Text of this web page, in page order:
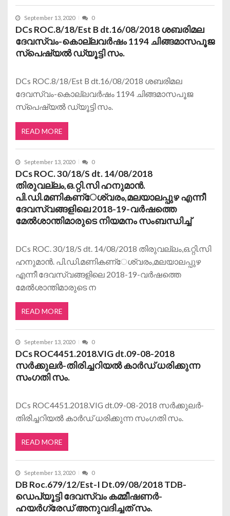
September 13, 2020 0
DCs ROC.8/18/Est B dt.16/08/2018 ശബരിമല
ദേവസ്വം-കൊല്ലവര്‍ഷം 1194 ചിങ്ങമാസപൂജ
സ്പെഷ്യല്‍ ഡ്യൂട്ടി സം.
DCs ROC.8/18/Est B dt.16/08/2018 ശബരിമല
ദേവസ്വം-കൊല്ലവര്‍ഷം 1194 ചിങ്ങമാസപൂജ
സ്പെഷ്യല്‍ ഡ്യൂട്ടി സം.
READ MORE
September 13, 2020 0
DCs ROC. 30/18/S dt. 14/08/2018
തിരുവല്ലം,ഒ.റ്റി.സി ഹനുമാന്‍.
പി.ഡി.മണികണ്േശ്വരം,മലയാലപ്പുഴ എന്നീ
ദേവസ്വങ്ങളിലെ 2018-19-വര്‍ഷത്തെ
മേല്‍ശാന്തിമാരുടെ നിയമനം സംബന്ധിച്ച്
DCs ROC. 30/18/S dt. 14/08/2018 തിരുവല്ലം,ഒ.റ്റി.സി
ഹനുമാന്‍. പി.ഡി.മണികണ്േശ്വരം,മലയാലപ്പുഴ
എന്നീ ദേവസ്വങ്ങളിലെ 2018-19-വര്‍ഷത്തെ
മേല്‍ശാന്തിമാരുടെ ന
READ MORE
September 13, 2020 0
DCs ROC4451.2018.VIG dt.09-08-2018
സര്‍ക്കുലര്‍-തിരിച്ചറിയല്‍ കാര്‍ഡ് ധരിക്കുന്ന
സംഗതി സം.
DCs ROC4451.2018.VIG dt.09-08-2018 സര്‍ക്കുലര്‍-
തിരിച്ചറിയല്‍ കാര്‍ഡ് ധരിക്കുന്ന സംഗതി സം.
READ MORE
September 13, 2020 0
DB Roc.679/12/Est-I Dt.09/08/2018 TDB-
ഡെപ്യൂട്ടി ദേവസ്വം കമ്മീഷണര്‍-
ഹയര്‍ഗ്രേഡ് അനുവദിച്ചത് സം.